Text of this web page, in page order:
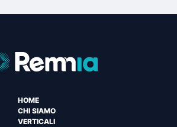
HOME
CHI SIAMO
VERTICALI